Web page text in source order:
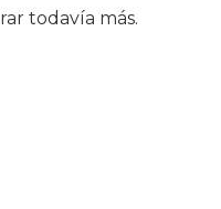
todavía más.